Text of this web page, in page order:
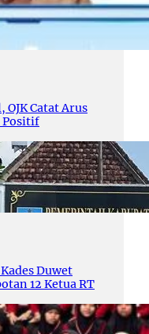
OJK Catat Arus
Positif
Duwet
12 Ketua RT